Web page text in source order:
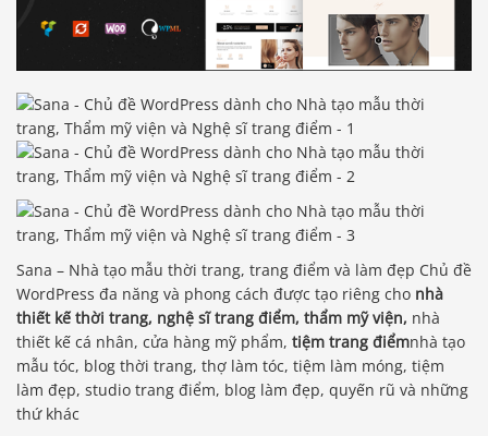
Sana – Nhà tạo mẫu thời trang, trang điểm và làm đẹp Chủ đề
WordPress đa năng và phong cách được tạo riêng cho nhà
thiết kế thời trang, nghệ sĩ trang điểm, thẩm mỹ viện, nhà
thiết kế cá nhân, cửa hàng mỹ phẩm, tiệm trang điểmnhà tạo
mẫu tóc, blog thời trang, thợ làm tóc, tiệm làm móng, tiệm
làm đẹp, studio trang điểm, blog làm đẹp, quyến rũ và những
thứ khác